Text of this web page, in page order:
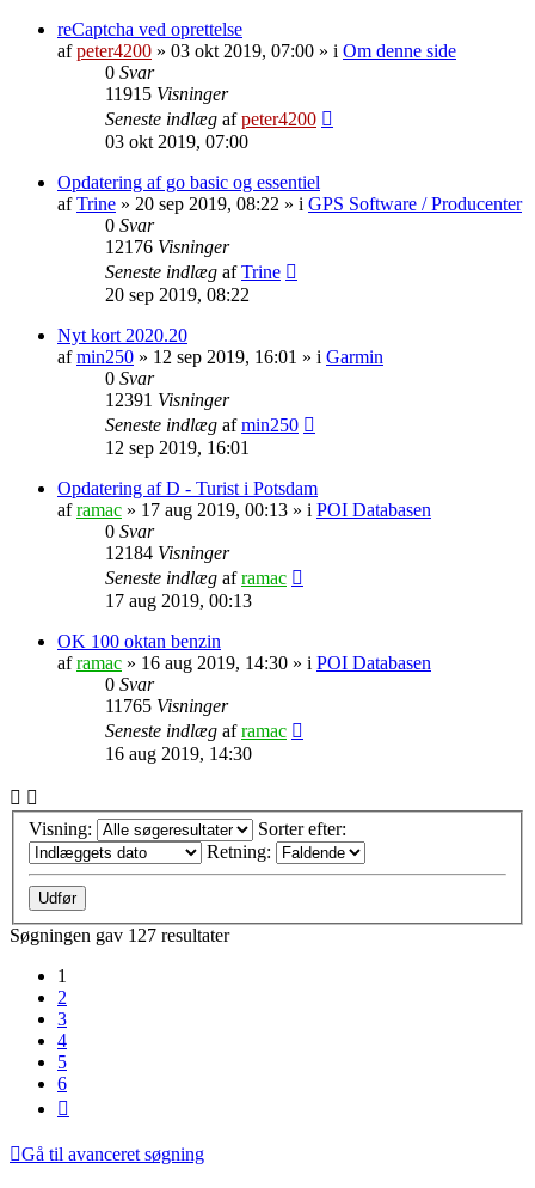
reCaptcha ved oprettelse
afpeter4200 » 03 okt 2019, 07:00 » i Om denne side
0 Svar
11915 Visninger
Seneste indlæg afpeter4200
03 okt 2019, 07:00
Opdatering af go basic og essentiel
afTrine » 20 sep 2019, 08:22 » i GPS Software / Producenter
0 Svar
12176 Visninger
Seneste indlæg afTrine
20 sep 2019, 08:22
Nyt kort 2020.20
afmin250 » 12 sep 2019, 16:01 » i Garmin
0 Svar
12391 Visninger
Seneste indlæg afmin250
12 sep 2019, 16:01
Opdatering af D - Turist i Potsdam
aframac » 17 aug 2019, 00:13 » i POI Databasen
0 Svar
12184 Visninger
Seneste indlæg aframac
17 aug 2019, 00:13
OK 100 oktan benzin
aframac » 16 aug 2019, 14:30 » i POI Databasen
0 Svar
11765 Visninger
Seneste indlæg aframac
16 aug 2019, 14:30
Visning:
Sorter efter:
Retning:
Søgningen gav 127 resultater
1
2
3
4
5
6
Gå til avanceret søgning